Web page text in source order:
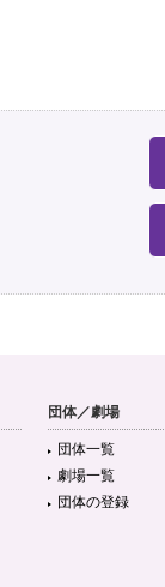
団体／劇場
団体一覧
劇場一覧
団体の登録